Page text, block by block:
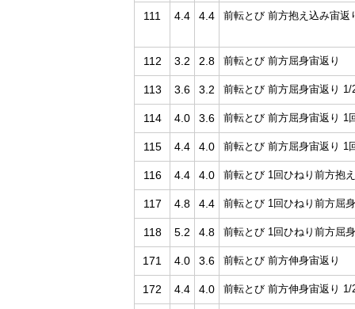
111 4.4 4.4 前転とび 前方抱え込み宙返
112 3.2 2.8 前転とび 前方屈身宙返り
113 3.6 3.2 前転とび 前方屈身宙返り 1/
114 4.0 3.6 前転とび 前方屈身宙返り 1
115 4.4 4.0 前転とび 前方屈身宙返り 1
116 4.4 4.0 前転とび 1回ひねり前方抱
117 4.8 4.4 前転とび 1回ひねり前方屈
118 5.2 4.8 前転とび 1回ひねり前方屈
171 4.0 3.6 前転とび 前方伸身宙返り
172 4.4 4.0 前転とび 前方伸身宙返り 1/